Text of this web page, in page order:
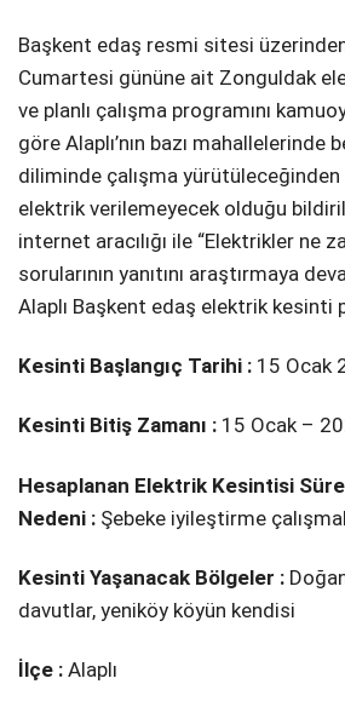
Başkent edaş resmi sitesi
Cumartesi gününe ait Zonguldak
ve planlı çalışma programını
göre Alaplı’nın bazı mahallelerinde
diliminde çalışma
elektrik verilemeyecek olduğu
internet aracılığı ile “Elektrikler ne
sorularının yanıtını araştırmaya
Alaplı Başkent edaş elektrik kesinti
Kesinti Başlangıç Tarihi : 15 Ocak
Kesinti Bitiş Zamanı : 15 Ocak –
Hesaplanan Elektrik Kesintisi
Nedeni : Şebeke i̇yi̇leşti̇rme
Kesinti Yaşanacak Bölgeler :
davutlar, yeni̇köy köyün kendi̇si̇
İlçe : Alaplı